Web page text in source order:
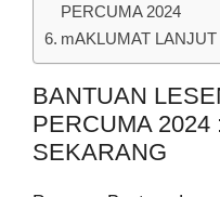
PERCUMA 2024
mAKLUMAT LANJUT
BANTUAN
PERCUMA 2024
SEKARANG